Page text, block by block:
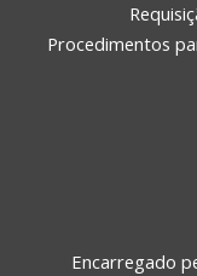
Procedimentos
Encarregado